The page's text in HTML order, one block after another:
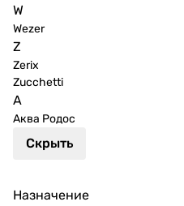
W
Wezer
Z
Zerix
Zucchetti
А
Аква Родос
Скрыть
Назначение